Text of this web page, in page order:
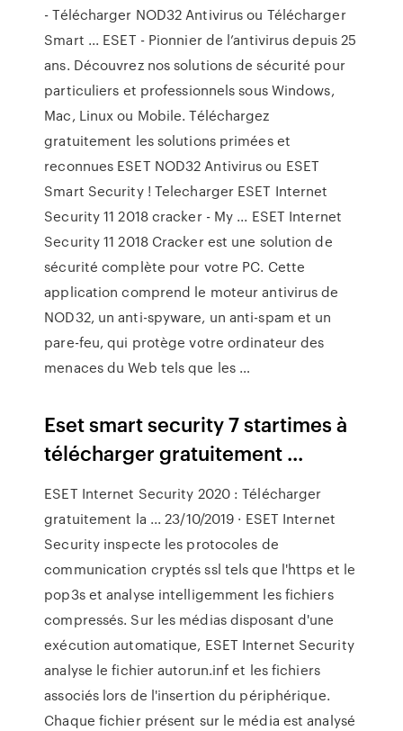
- Télécharger NOD32 Antivirus ou Télécharger
Smart ... ESET - Pionnier de l’antivirus depuis 25
ans. Découvrez nos solutions de sécurité pour
particuliers et professionnels sous Windows,
Mac, Linux ou Mobile. Téléchargez
gratuitement les solutions primées et
reconnues ESET NOD32 Antivirus ou ESET
Smart Security ! Telecharger ESET Internet
Security 11 2018 cracker - My ... ESET Internet
Security 11 2018 Cracker est une solution de
sécurité complète pour votre PC. Cette
application comprend le moteur antivirus de
NOD32, un anti-spyware, un anti-spam et un
pare-feu, qui protège votre ordinateur des
menaces du Web tels que les …
Eset smart security 7 startimes à
télécharger gratuitement ...
ESET Internet Security 2020 : Télécharger
gratuitement la ... 23/10/2019 · ESET Internet
Security inspecte les protocoles de
communication cryptés ssl tels que l'https et le
pop3s et analyse intelligemment les fichiers
compressés. Sur les médias disposant d'une
exécution automatique, ESET Internet Security
analyse le fichier autorun.inf et les fichiers
associés lors de l'insertion du périphérique.
Chaque fichier présent sur le média est analysé